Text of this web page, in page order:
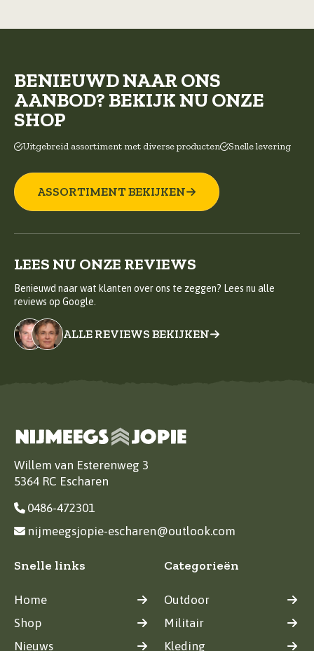
BENIEUWD NAAR ONS
AANBOD? BEKIJK NU ONZE
SHOP
Uitgebreid assortiment met diverse producten Snelle levering
ASSORTIMENT BEKIJKEN
LEES NU ONZE REVIEWS
Benieuwd naar wat klanten over ons te zeggen? Lees nu alle
reviews op Google.
ALLE REVIEWS BEKIJKEN
Willem van Esterenweg 3
5364 RC Escharen
0486-472301
nijmeegsjopie-escharen@outlook.com
Snelle links
Home
Shop
Nieuws
Categorieën
Outdoor
Militair
Kleding